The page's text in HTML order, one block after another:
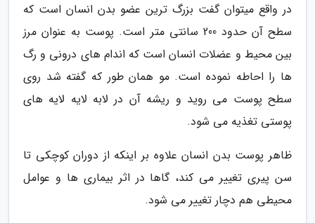
در واقع میتوان گفت بزرگ ترین عضو بدن انسان است که
سطح آن حدود 200 سانتی متر است. پوست به عنوان مرز
بین محیط و عضلات انسان است که اندام های درونی و رگ
ها را احاطه نموده است. مو همان طور که گفته شد روی
سطح پوست می روید و ریشه آن در لابه لایه لایه های
پوستی تغذیه می شود.
ظاهر پوست بدن انسان علاوه بر اینکه از دوران کوچکی تا
سن پیری تغییر می کند، گاها در اثر بیماری ها و عوامل
محیطی هم دچار تغییر می شود.